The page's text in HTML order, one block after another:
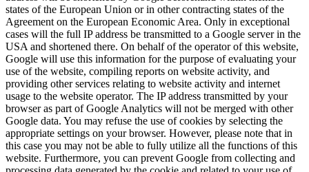
states of the European Union or in other contracting states of the
Agreement on the European Economic Area. Only in exceptional
cases will the full IP address be transmitted to a Google server in the
USA and shortened there. On behalf of the operator of this website,
Google will use this information for the purpose of evaluating your
use of the website, compiling reports on website activity, and
providing other services relating to website activity and internet
usage to the website operator. The IP address transmitted by your
browser as part of Google Analytics will not be merged with other
Google data. You may refuse the use of cookies by selecting the
appropriate settings on your browser. However, please note that in
this case you may not be able to fully utilize all the functions of this
website. Furthermore, you can prevent Google from collecting and